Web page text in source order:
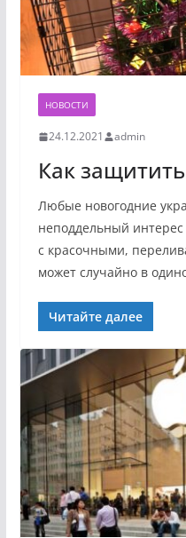
НОВОСТИ
24.12.2021 admin
Как
Любые новогодние
неподдельный
с красочными,
может случайно в
Читайте далее